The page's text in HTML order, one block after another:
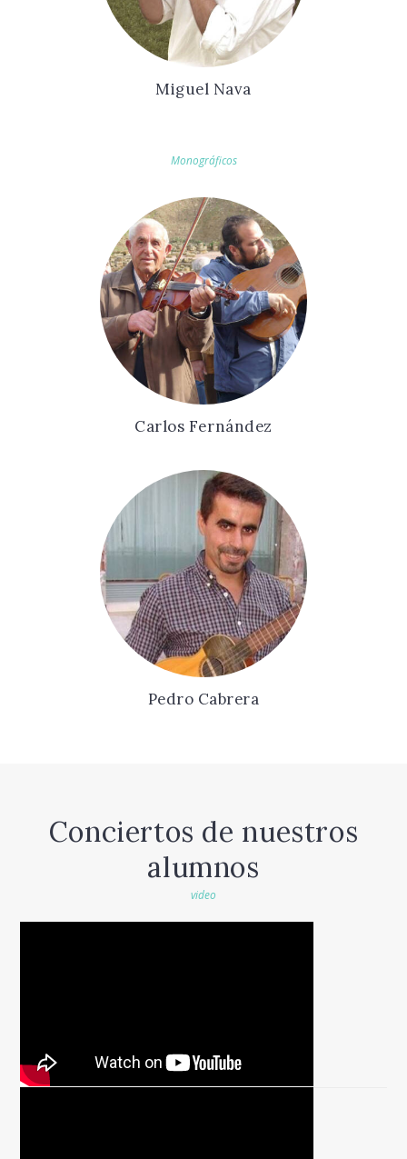
Miguel Nava
Monográficos
Carlos Fernández
Pedro Cabrera
Conciertos de nuestros
alumnos
video